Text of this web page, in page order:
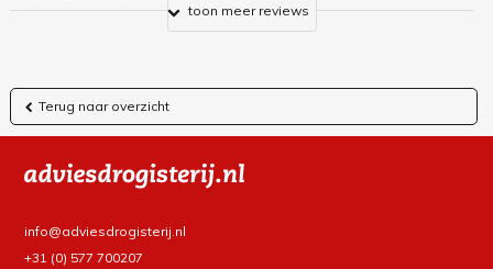
toon meer reviews
Terug naar overzicht
info@adviesdrogisterij.nl
+31 (0) 577 700207